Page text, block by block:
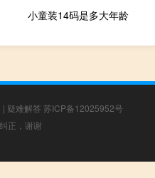
小童装14码是多大年龄
| 疑难解答 苏ICP备12025952号
正，谢谢